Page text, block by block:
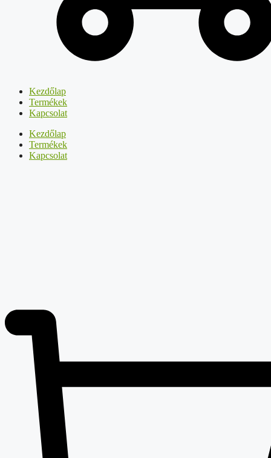
Kezdőlap
Termékek
Kapcsolat
Kezdőlap
Termékek
Kapcsolat